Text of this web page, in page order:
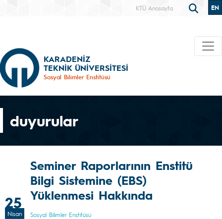
KTÜ Anasayfa EN
KARADENİZ
TEKNİK ÜNİVERSİTESİ
Sosyal Bilimler Enstitüsü
duyurular
25
Nisan
Seminer Raporlarının Enstitü
Bilgi Sistemine (EBS)
Yüklenmesi Hakkında
Sosyal Bilimler Enstitüsü